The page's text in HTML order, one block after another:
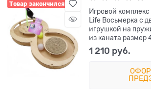
Товар закончился
Игровой
Life Восьмерка с
игрушкой на
из каната размер
1 210 руб.